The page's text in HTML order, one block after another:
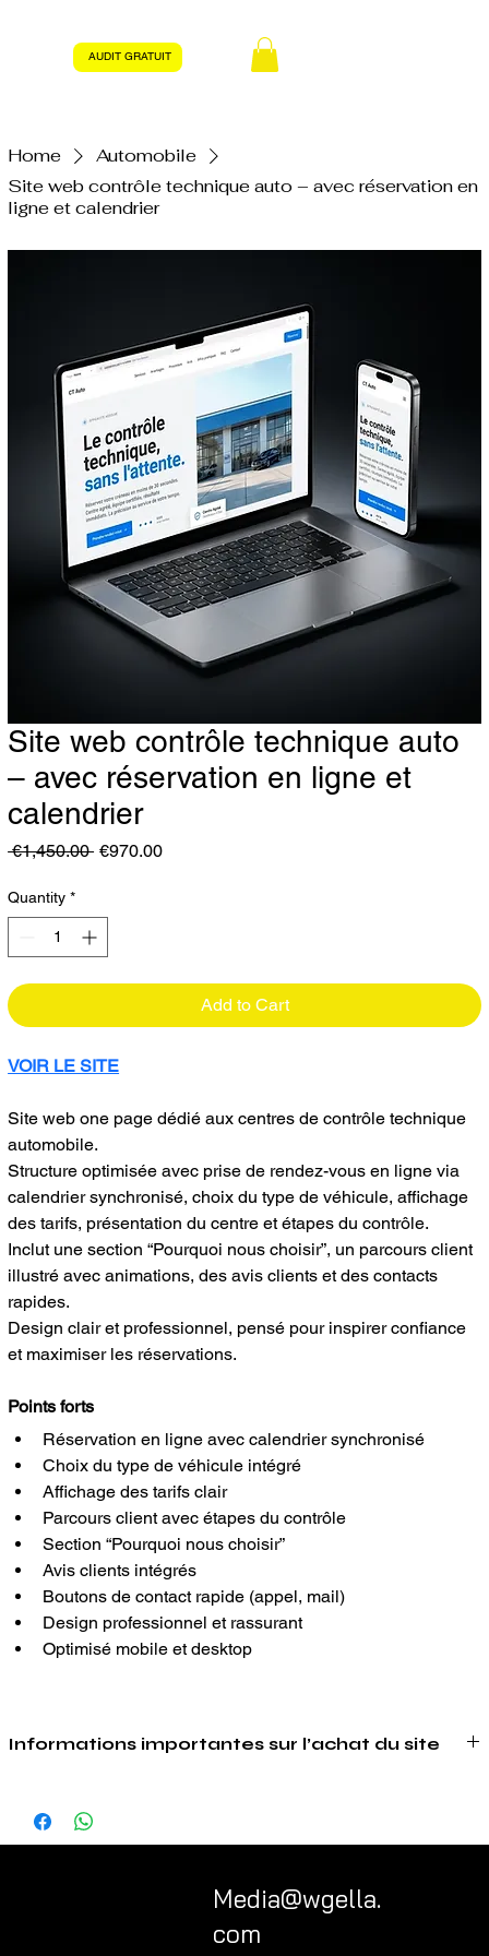
AUDIT GRATUIT
Home
Automobile
Site web contrôle technique auto – avec réservation en
ligne et calendrier
Site web contrôle technique auto
– avec réservation en ligne et
calendrier
€1,450.00 Regular Price
€970.00Sale Price
Quantity *
Add to Cart
VOIR LE SITE
Site web one page dédié aux centres de contrôle technique
automobile.
Structure optimisée avec prise de rendez-vous en ligne via
calendrier synchronisé, choix du type de véhicule, affichage
des tarifs, présentation du centre et étapes du contrôle.
Inclut une section “Pourquoi nous choisir”, un parcours client
illustré avec animations, des avis clients et des contacts
rapides.
Design clair et professionnel, pensé pour inspirer confiance
et maximiser les réservations.
Points forts
Réservation en ligne avec calendrier synchronisé
Choix du type de véhicule intégré
Affichage des tarifs clair
Parcours client avec étapes du contrôle
Section “Pourquoi nous choisir”
Avis clients intégrés
Boutons de contact rapide (appel, mail)
Design professionnel et rassurant
Optimisé mobile et desktop
Informations importantes sur l’achat du site
En achetant ce site, vous bénéficiez d’une base de site déjà
l’adaptation du site à votre entreprise ;
la modification des couleurs selon votre identité visuelle ;
le remplacement des images par vos propres photos ou
Media@wgella.
com